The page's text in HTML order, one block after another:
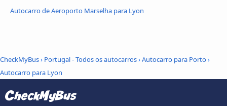
Autocarro de Aeroporto Marselha para Lyon
CheckMyBus› Portugal - Todos os autocarros›Autocarro para Porto›
Autocarro para Lyon